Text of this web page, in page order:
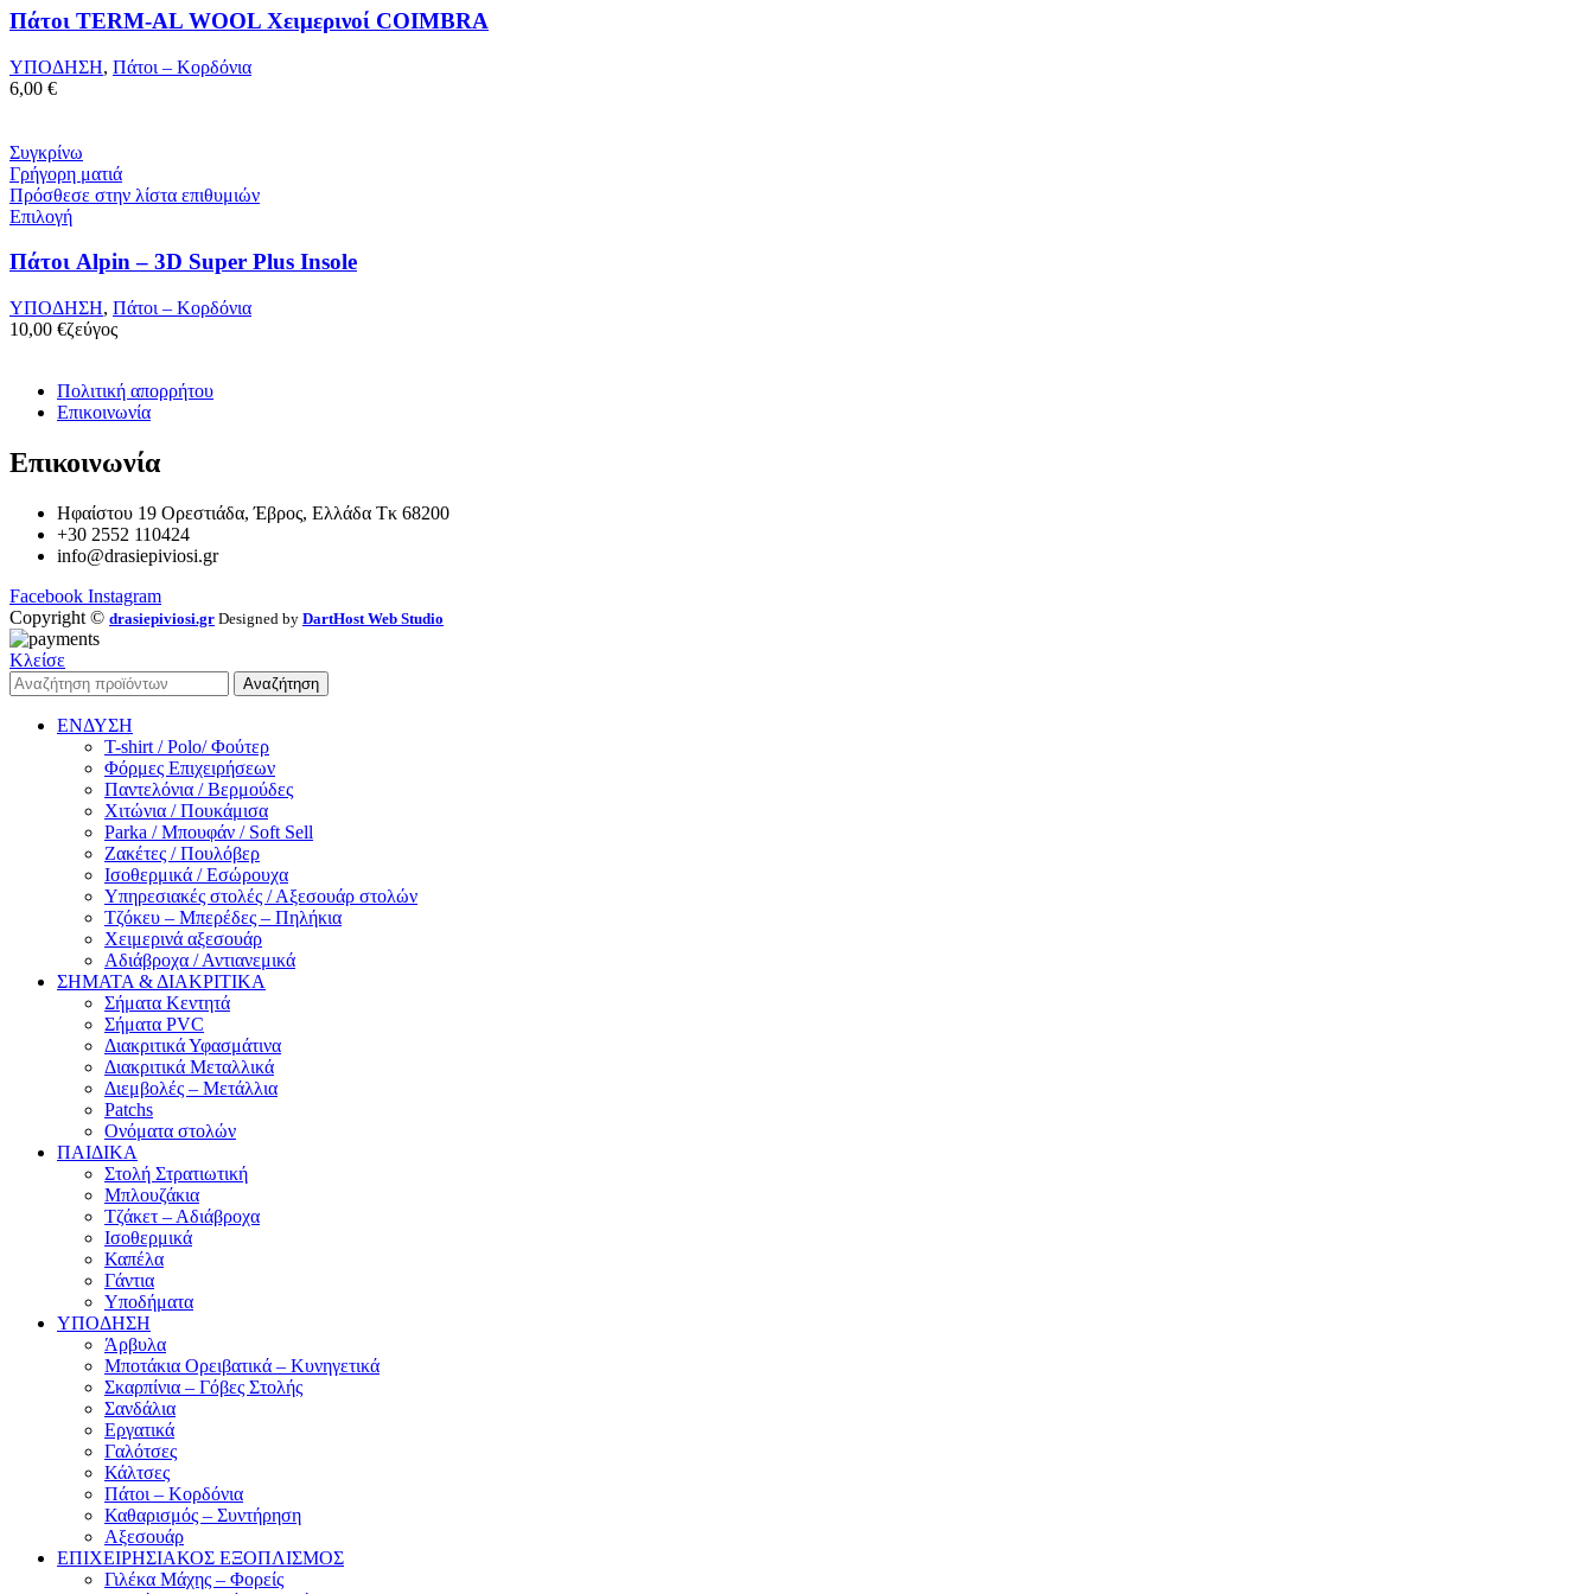
Πάτοι TERM-AL WOOL Χειμερινοί COIMBRA
ΥΠΟΔΗΣΗ, Πάτοι – Κορδόνια
6,00 €
Συγκρίνω
Γρήγορη ματιά
Πρόσθεσε στην λίστα επιθυμιών
Επιλογή
Πάτοι Alpin – 3D Super Plus Insole
ΥΠΟΔΗΣΗ, Πάτοι – Κορδόνια
10,00 €ζεύγος
Πολιτική απορρήτου
Επικοινωνία
Επικοινωνία
Ηφαίστου 19 Ορεστιάδα, Έβρος, Ελλάδα Τκ 68200
+30 2552 110424
info@drasiepiviosi.gr
Facebook Instagram
Copyright © drasiepiviosi.gr Designed by DartHost Web Studio
Κλείσε
Αναζήτηση
ΕΝΔΥΣΗ
T-shirt / Polo/ Φούτερ
Φόρμες Επιχειρήσεων
Παντελόνια / Βερμούδες
Χιτώνια / Πουκάμισα
Parka / Μπουφάν / Soft Sell
Ζακέτες / Πουλόβερ
Ισοθερμικά / Εσώρουχα
Υπηρεσιακές στολές / Αξεσουάρ στολών
Τζόκευ – Μπερέδες – Πηλήκια
Χειμερινά αξεσουάρ
Αδιάβροχα / Αντιανεμικά
ΣΗΜΑΤΑ & ΔΙΑΚΡΙΤΙΚΑ
Σήματα Κεντητά
Σήματα PVC
Διακριτικά Υφασμάτινα
Διακριτικά Μεταλλικά
Διεμβολές – Μετάλλια
Patchs
Ονόματα στολών
ΠΑΙΔΙΚΑ
Στολή Στρατιωτική
Μπλουζάκια
Τζάκετ – Αδιάβροχα
Ισοθερμικά
Καπέλα
Γάντια
Υποδήματα
ΥΠΟΔΗΣΗ
Άρβυλα
Μποτάκια Ορειβατικά – Κυνηγετικά
Σκαρπίνια – Γόβες Στολής
Σανδάλια
Εργατικά
Γαλότσες
Κάλτσες
Πάτοι – Κορδόνια
Καθαρισμός – Συντήρηση
Αξεσουάρ
ΕΠΙΧΕΙΡΗΣΙΑΚΟΣ ΕΞΟΠΛΙΣΜΟΣ
Γιλέκα Μάχης – Φορείς